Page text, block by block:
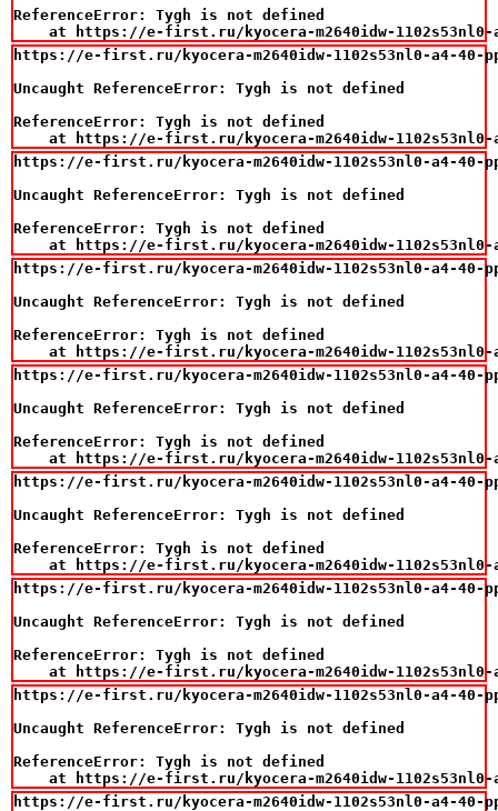
ReferenceError: Tygh is not defined
at https://e-first.ru/kyocera-m2640idw-
https://e-first.ru/kyocera-m2640idw-1102s53nl0-a4-40-
Uncaught ReferenceError: Tygh is not defined
ReferenceError: Tygh is not defined
at https://e-first.ru/kyocera-m2640idw-
https://e-first.ru/kyocera-m2640idw-1102s53nl0-a4-40-
Uncaught ReferenceError: Tygh is not defined
ReferenceError: Tygh is not defined
at https://e-first.ru/kyocera-m2640idw-
https://e-first.ru/kyocera-m2640idw-1102s53nl0-a4-40-
Uncaught ReferenceError: Tygh is not defined
ReferenceError: Tygh is not defined
at https://e-first.ru/kyocera-m2640idw-
https://e-first.ru/kyocera-m2640idw-1102s53nl0-a4-40-
Uncaught ReferenceError: Tygh is not defined
ReferenceError: Tygh is not defined
at https://e-first.ru/kyocera-m2640idw-
https://e-first.ru/kyocera-m2640idw-1102s53nl0-a4-40-
Uncaught ReferenceError: Tygh is not defined
ReferenceError: Tygh is not defined
at https://e-first.ru/kyocera-m2640idw-
https://e-first.ru/kyocera-m2640idw-1102s53nl0-a4-40-
Uncaught ReferenceError: Tygh is not defined
ReferenceError: Tygh is not defined
at https://e-first.ru/kyocera-m2640idw-
https://e-first.ru/kyocera-m2640idw-1102s53nl0-a4-40-
Uncaught ReferenceError: Tygh is not defined
ReferenceError: Tygh is not defined
at https://e-first.ru/kyocera-m2640idw-
https://e-first.ru/kyocera-m2640idw-1102s53nl0-a4-40-